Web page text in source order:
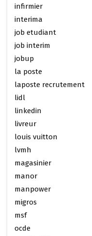
infirmier
interima
job etudiant
job interim
jobup
la poste
laposte recrutement
lidl
linkedin
livreur
louis vuitton
lvmh
magasinier
manor
manpower
migros
msf
ocde